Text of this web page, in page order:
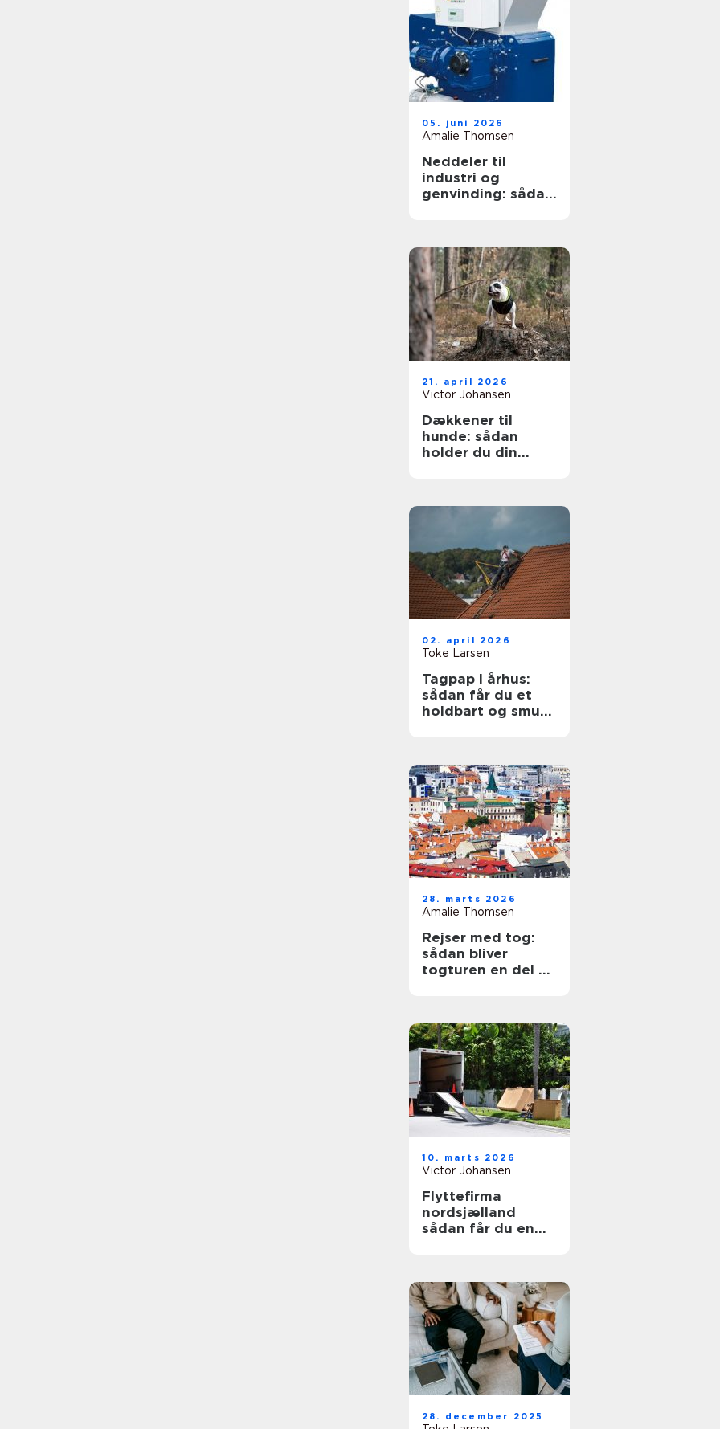
05. juni 2026
Amalie Thomsen
Neddeler til
industri og
genvinding: sådan
21. april 2026
Victor Johansen
Dækkener til
hunde: sådan
holder du din
02. april 2026
Toke Larsen
Tagpap i århus:
sådan får du et
holdbart og smukt
28. marts 2026
Amalie Thomsen
Rejser med tog:
sådan bliver
togturen en del af
10. marts 2026
Victor Johansen
Flyttefirma
nordsjælland
sådan får du en
28. december 2025